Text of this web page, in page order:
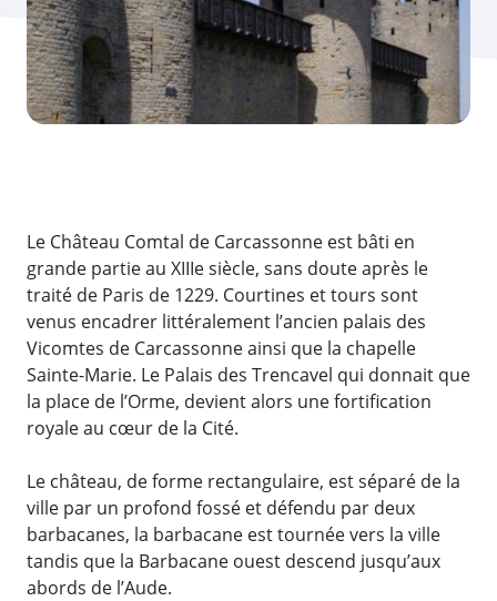
Le Château Comtal de Carcassonne est bâti en
grande partie au XIIIe siècle, sans doute après le
traité de Paris de 1229. Courtines et tours sont
venus encadrer littéralement l’ancien palais des
Vicomtes de Carcassonne ainsi que la chapelle
Sainte-Marie. Le Palais des Trencavel qui donnait que
la place de l’Orme, devient alors une fortification
royale au cœur de la Cité.
Le château, de forme rectangulaire, est séparé de la
ville par un profond fossé et défendu par deux
barbacanes, la barbacane est tournée vers la ville
tandis que la Barbacane ouest descend jusqu’aux
abords de l’Aude.